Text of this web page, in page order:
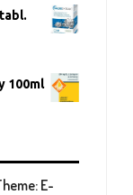
100ml
E-